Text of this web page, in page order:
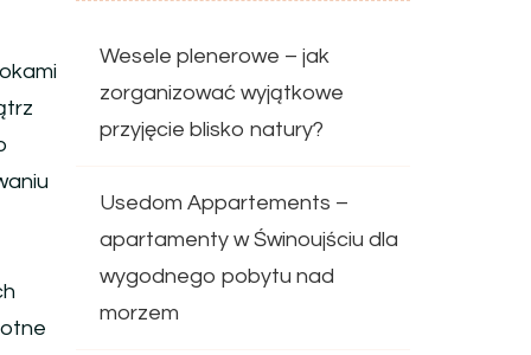
Wesele plenerowe – jak
zorganizować wyjątkowe
przyjęcie blisko natury?
Usedom Appartements –
apartamenty w Świnoujściu dla
wygodnego pobytu nad
morzem